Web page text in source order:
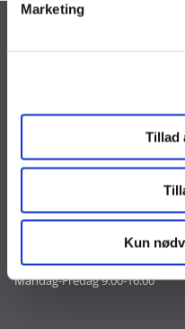
Marketing
Tillad
Kun
Tlf. 33 92 80 00
CVR nr. 10213231
Mandag-Fredag 9:00-16:00